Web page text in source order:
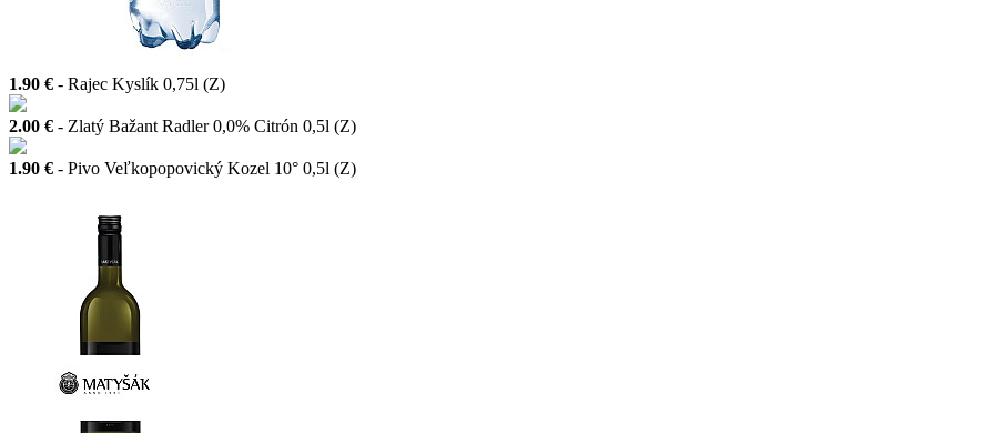
1.90 € - Rajec Kyslík 0,75l (Z)
2.00 € - Zlatý Bažant Radler 0,0% Citrón 0,5l (Z)
1.90 € - Pivo Veľkopopovický Kozel 10° 0,5l (Z)